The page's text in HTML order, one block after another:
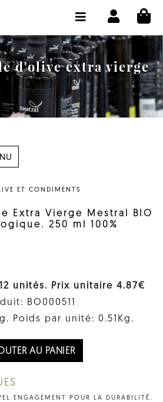
d'olive extra vierge
ET CONDIMENTS
Extra Vierge Mestral BIO
250 ml 100%
12 unités. Prix ​​unitaire 4.87€
BO000511
Poids par unité: 0.51Kg.
AU PANIER
ENGAGEMENT POUR LA DURABILITÉ.
ACHETER EN LIGNE
COOPÉRATIVE
HUILE
CHOISIR LA LANGUE: FR